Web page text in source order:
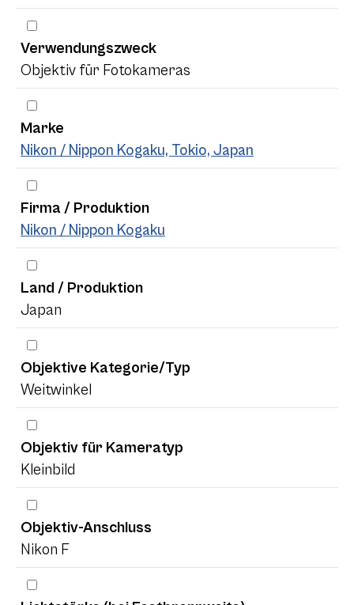
Verwendungszweck
Objektiv für Fotokameras
Marke
Nikon / Nippon Kogaku, Tokio, Japan
Firma / Produktion
Nikon / Nippon Kogaku
Land / Produktion
Japan
Objektive Kategorie/Typ
Weitwinkel
Objektiv für Kameratyp
Kleinbild
Objektiv-Anschluss
Nikon F